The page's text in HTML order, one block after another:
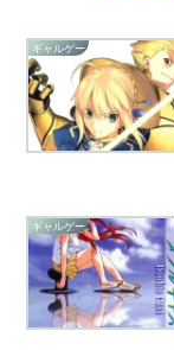
ギャルゲー
ギャルゲー